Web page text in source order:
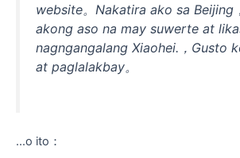
website。Nakatira ako sa Beijing
akong aso na may suwerte at
nagngangalang Xiaohei.，Gusto
at paglalakbay。
...o ito：